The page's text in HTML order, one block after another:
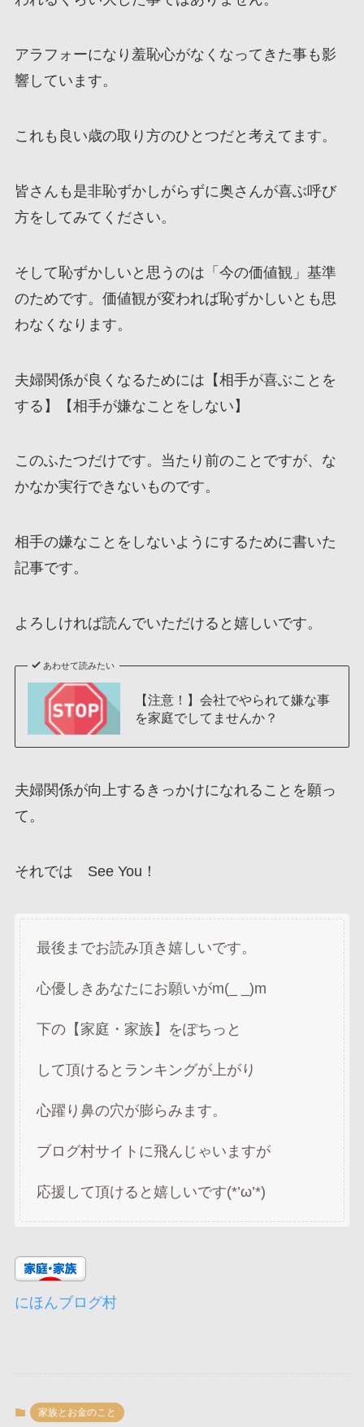
アラフォーになり羞恥心がなくなってきた事も影
響しています。
これも良い歳の取り方のひとつだと考えてます。
皆さんも是非恥ずかしがらずに奥さんが喜ぶ呼び
方をしてみてください。
そして恥ずかしいと思うのは「今の価値観」基準
のためです。価値観が変われば恥ずかしいとも思
わなくなります。
夫婦関係が良くなるためには【相手が喜ぶことを
する】【相手が嫌なことをしない】
このふたつだけです。当たり前のことですが、な
かなか実行できないものです。
相手の嫌なことをしないようにするために書いた
記事です。
よろしければ読んでいただけると嬉しいです。
あわせて読みたい
【注意！】会社でやられて嫌な事
を家庭でしてませんか？
夫婦関係が向上するきっかけになれることを願っ
て。
それでは See You！
最後までお読み頂き嬉しいです。
心優しきあなたにお願いがm(_ _)m
下の【家庭・家族】をぽちっと
して頂けるとランキングが上がり
心躍り鼻の穴が膨らみます。
ブログ村サイトに飛んじゃいますが
応援して頂けると嬉しいです(*’ω’*)
にほんブログ村
家族とお金のこと